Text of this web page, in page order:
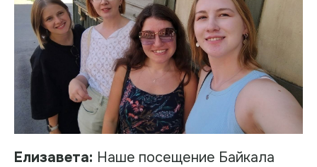
Елизавета: Наше посещение Байкала